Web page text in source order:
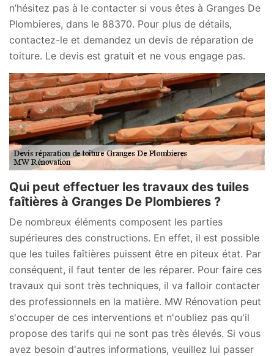
n’hésitez pas à le contacter si vous êtes à Granges De
Plombieres, dans le 88370. Pour plus de détails,
contactez-le et demandez un devis de réparation de
toiture. Le devis est gratuit et ne vous engage pas.
Qui peut effectuer les travaux des tuiles
faîtières à Granges De Plombieres ?
De nombreux éléments composent les parties
supérieures des constructions. En effet, il est possible
que les tuiles faîtières puissent être en piteux état. Par
conséquent, il faut tenter de les réparer. Pour faire ces
travaux qui sont très techniques, il va falloir contacter
des professionnels en la matière. MW Rénovation peut
s'occuper de ces interventions et n'oubliez pas qu'il
propose des tarifs qui ne sont pas très élevés. Si vous
avez besoin d'autres informations, veuillez lui passer